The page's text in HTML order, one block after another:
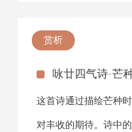
赏析
咏廿四气诗·芒
这首诗通过描绘芒种
对丰收的期待。诗中